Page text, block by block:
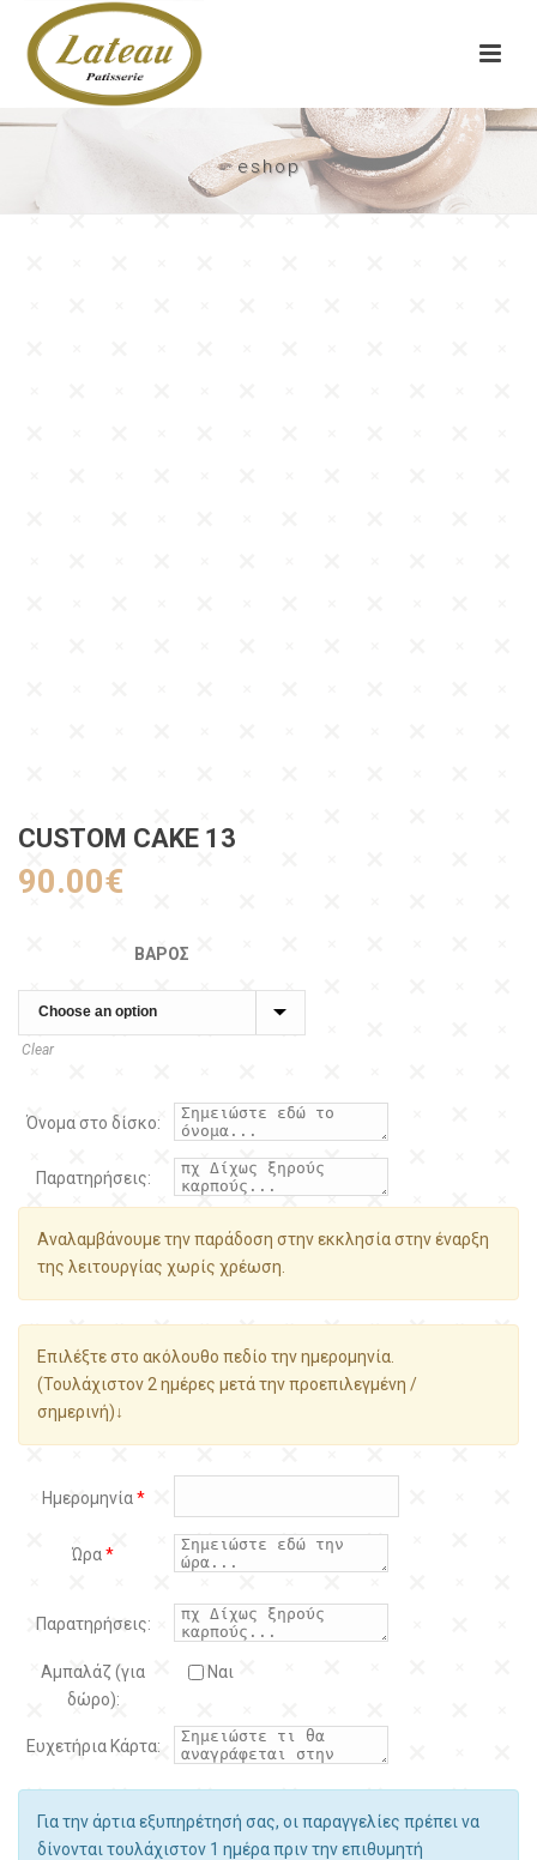
eshop
CUSTOM CAKE 13
90.00€
ΒΆΡΟΣ
Clear
Όνομα στο δίσκο:
Παρατηρήσεις:
Αναλαμβάνουμε την παράδοση στην εκκλησία στην έναρξη
της λειτουργίας χωρίς χρέωση.
Επιλέξτε στο ακόλουθο πεδίο την ημερομηνία.
(Τουλάχιστον 2 ημέρες μετά την προεπιλεγμένη /
σημερινή)↓
Ημερομηνία*
Ώρα*
Παρατηρήσεις:
Αμπαλάζ (για
δώρο):
Ναι
Ευχετήρια Κάρτα:
Για την άρτια εξυπηρέτησή σας, οι παραγγελίες πρέπει να
δίνονται τουλάχιστον 1 ημέρα πριν την επιθυμητή